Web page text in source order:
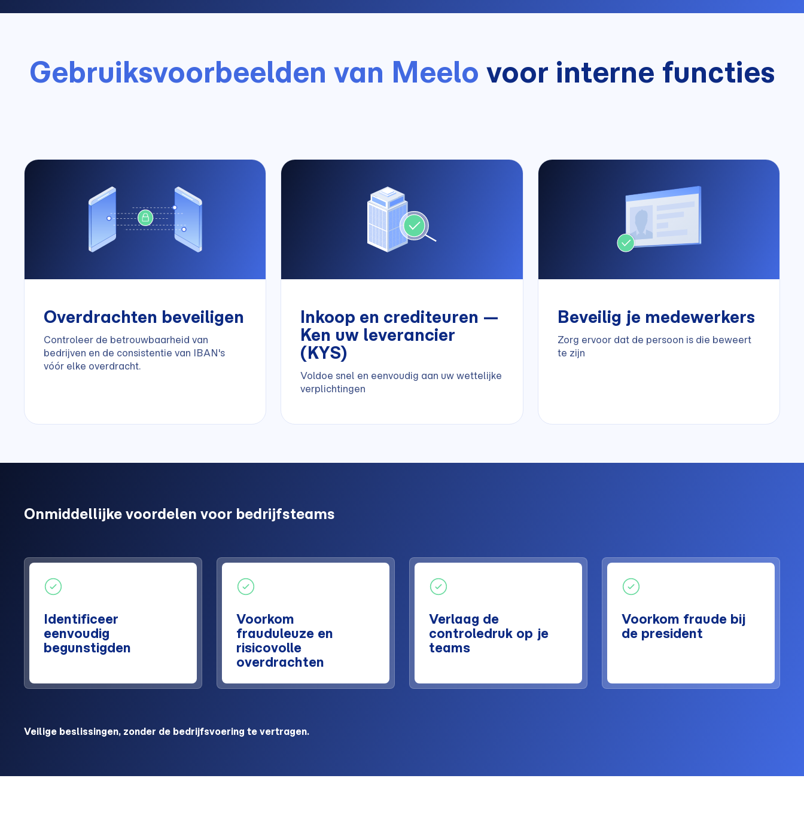
Gebruiksvoorbeelden van Meelo voor interne functies
Overdrachten beveiligen
Controleer de betrouwbaarheid van
bedrijven en de consistentie van IBAN's
vóór elke overdracht.
Inkoop en crediteuren —
Ken uw leverancier
(KYS)
Voldoe snel en eenvoudig aan uw wettelijke
verplichtingen
Beveilig je medewerkers
Zorg ervoor dat de persoon is die beweert
te zijn
Onmiddellijke voordelen voor bedrijfsteams
Identificeer
eenvoudig
begunstigden
Voorkom
frauduleuze en
risicovolle
overdrachten
Verlaag de
controledruk op je
teams
Voorkom fraude bij
de president
Veilige beslissingen, zonder de bedrijfsvoering te vertragen.